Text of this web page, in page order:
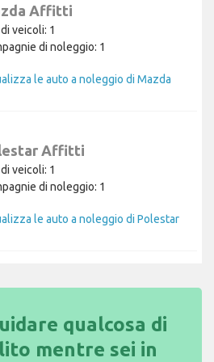
Affitti
veicoli: 1
di noleggio: 1
le auto a noleggio di Mazda
Affitti
veicoli: 1
di noleggio: 1
le auto a noleggio di Polestar
qualcosa di
mentre sei in